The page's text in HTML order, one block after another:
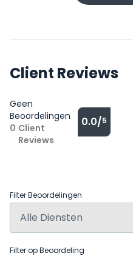
Client Reviews
Geen
Beoordelingen
0 Client
Reviews
0.0/5
Filter Beoordelingen
Filter op Beoordeling